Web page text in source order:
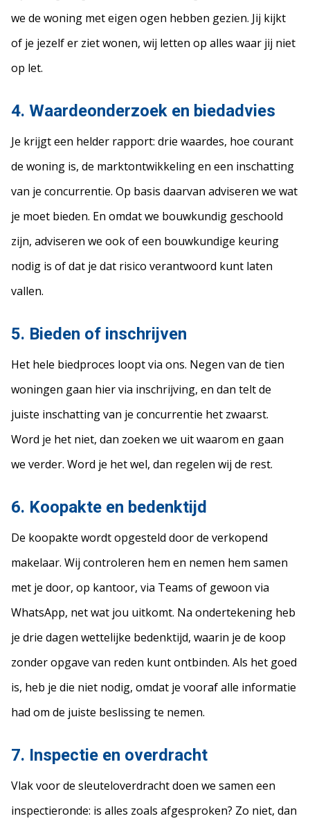
we de woning met eigen ogen hebben gezien. Jij kijkt
of je jezelf er ziet wonen, wij letten op alles waar jij niet
op let.
4. Waardeonderzoek en biedadvies
Je krijgt een helder rapport: drie waardes, hoe courant
de woning is, de marktontwikkeling en een inschatting
van je concurrentie. Op basis daarvan adviseren we wat
je moet bieden. En omdat we bouwkundig geschoold
zijn, adviseren we ook of een bouwkundige keuring
nodig is of dat je dat risico verantwoord kunt laten
vallen.
5. Bieden of inschrijven
Het hele biedproces loopt via ons. Negen van de tien
woningen gaan hier via inschrijving, en dan telt de
juiste inschatting van je concurrentie het zwaarst.
Word je het niet, dan zoeken we uit waarom en gaan
we verder. Word je het wel, dan regelen wij de rest.
6. Koopakte en bedenktijd
De koopakte wordt opgesteld door de verkopend
makelaar. Wij controleren hem en nemen hem samen
met je door, op kantoor, via Teams of gewoon via
WhatsApp, net wat jou uitkomt. Na ondertekening heb
je drie dagen wettelijke bedenktijd, waarin je de koop
zonder opgave van reden kunt ontbinden. Als het goed
is, heb je die niet nodig, omdat je vooraf alle informatie
had om de juiste beslissing te nemen.
7. Inspectie en overdracht
Vlak voor de sleuteloverdracht doen we samen een
inspectieronde: is alles zoals afgesproken? Zo niet, dan